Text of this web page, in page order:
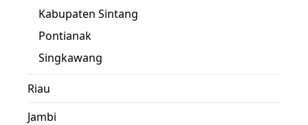
Kabupaten Sintang
Pontianak
Singkawang
Riau
Jambi